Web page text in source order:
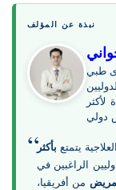
نبذة عن المؤلف
طبي
لأكثر
“ يتمتع بأكثر
الراغبين في
من أفريقيا،